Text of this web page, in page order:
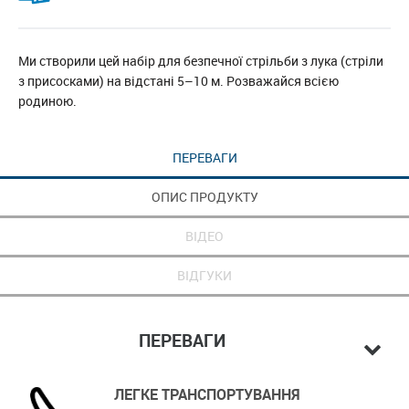
Ми створили цей набір для безпечної стрільби з лука (стріли
з присосками) на відстані 5–10 м. Розважайся всією
родиною.
ПЕРЕВАГИ
ОПИС ПРОДУКТУ
ВІДЕО
ВІДГУКИ
ПЕРЕВАГИ
ЛЕГКЕ ТРАНСПОРТУВАННЯ